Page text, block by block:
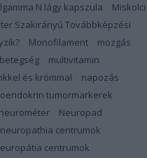
N lágy kapszula
Miskolci
Szakirányú Továbbképzési
Monofilament
mozgás
multivitamin
és krómmal
napozás
tumormarkerek
neurométer
Neuropad
neuropathia centrumok
centrumok